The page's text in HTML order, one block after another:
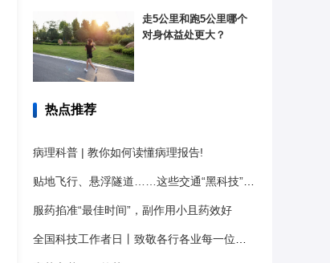
走5公里和跑5公里哪个
对身体益处更大？
热点推荐
病理科普 | 教你如何读懂病理报告!
服药掐准“最佳时间”，副作用小且药效好